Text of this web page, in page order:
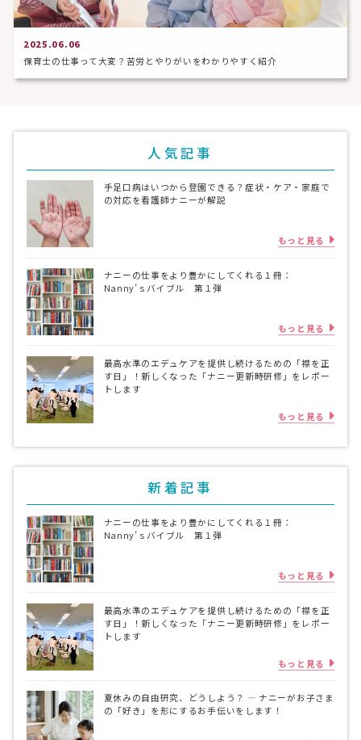
2025.06.06
保育士の仕事って大変？苦労とやりがいをわかりやすく紹介
人気記事
手足口病はいつから登園できる？症状・ケア・家庭で
の対応を看護師ナニーが解説
もっと見る
ナニーの仕事をより豊かにしてくれる１冊：
Nanny’ｓバイブル 第１弾
もっと見る
最高水準のエデュケアを提供し続けるための「襟を正
す日」！新しくなった「ナニー更新時研修」をレポー
トします
もっと見る
新着記事
ナニーの仕事をより豊かにしてくれる１冊：
Nanny’ｓバイブル 第１弾
もっと見る
最高水準のエデュケアを提供し続けるための「襟を正
す日」！新しくなった「ナニー更新時研修」をレポー
トします
もっと見る
夏休みの自由研究、どうしよう？ ― ナニーがお子さま
の「好き」を形にするお手伝いをします！